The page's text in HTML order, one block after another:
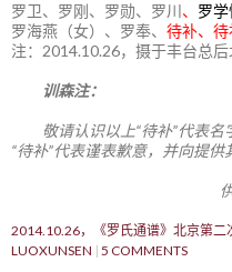
罗卫、罗刚、罗勋、罗川 、 罗学
罗海燕（女）、罗奉、 待补、待
注：2014.10.26，摄于丰台总后
训森注：
敬请认识以上“待补”代表
“待补”代表谨表歉意，并向提供
2014.10.26，《罗氏通谱》北京第二
LUOXUNSEN 5 COMMENTS